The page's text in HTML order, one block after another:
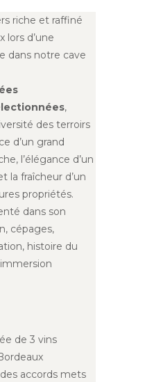
riche et raffiné
lors d’une
dans notre cave
,
des terroirs
d’un grand
l’élégance d’un
la fraîcheur d’un
propriétés.
dans son
cépages,
histoire du
de 3 vins
accords mets